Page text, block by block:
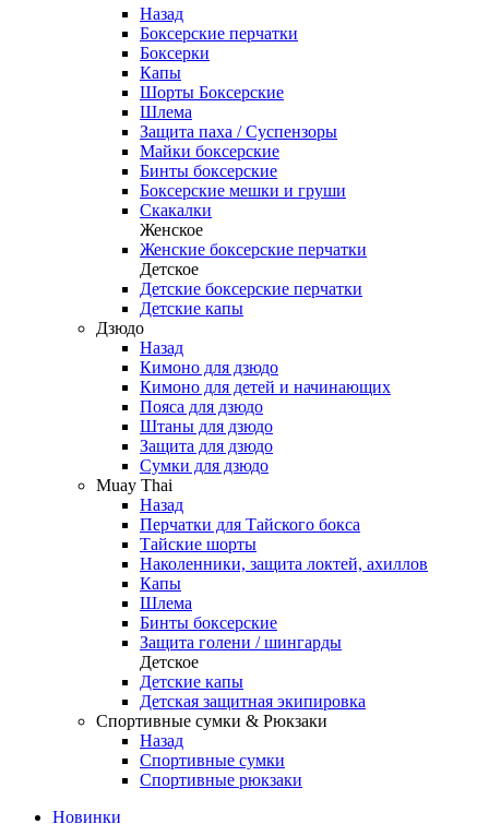
Назад
Боксерские перчатки
Боксерки
Капы
Шорты Боксерские
Шлема
Защита паха / Суспензоры
Майки боксерские
Бинты боксерские
Боксерские мешки и груши
Скакалки
Женское
Женские боксерские перчатки
Детское
Детские боксерские перчатки
Детские капы
Дзюдо
Назад
Кимоно для дзюдо
Кимоно для детей и начинающих
Пояса для дзюдо
Штаны для дзюдо
Защита для дзюдо
Сумки для дзюдо
Muay Thai
Назад
Перчатки для Тайского бокса
Тайские шорты
Наколенники, защита локтей, ахиллов
Капы
Шлема
Бинты боксерские
Защита голени / шингарды
Детское
Детские капы
Детская защитная экипировка
Спортивные сумки & Рюкзаки
Назад
Спортивные сумки
Спортивные рюкзаки
Новинки